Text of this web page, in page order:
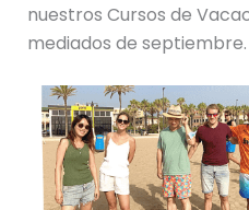
nuestros Cursos de
mediados de septiembre.